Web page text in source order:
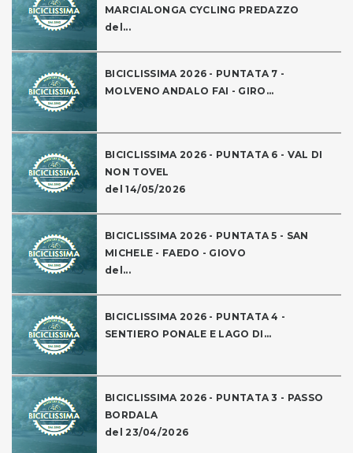
MARCIALONGA CYCLING PREDAZZO
del...
BICICLISSIMA 2026 - PUNTATA 7 -
MOLVENO ANDALO FAI - GIRO...
BICICLISSIMA 2026 - PUNTATA 6 - VAL DI
NON TOVEL
del 14/05/2026
BICICLISSIMA 2026 - PUNTATA 5 - SAN
MICHELE - FAEDO - GIOVO
del...
BICICLISSIMA 2026 - PUNTATA 4 -
SENTIERO PONALE E LAGO DI...
BICICLISSIMA 2026 - PUNTATA 3 - PASSO
BORDALA
del 23/04/2026